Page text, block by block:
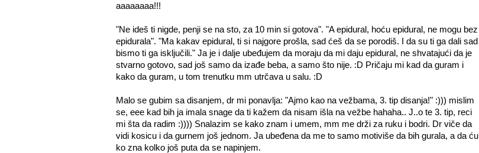
aaaaaaaa!!!
"Ne ideš ti nigde, penji se na sto, za 10 min si gotova". "A epidural, hoću epidural, ne mogu bez
epidurala". "Ma kakav epidural, ti si najgore prošla, sad ćeš da se porodiš. I da su ti ga dali sad
bismo ti ga isključili." Ja je i dalje ubeđujem da moraju da mi daju epidural, ne shvatajući da je
stvarno gotovo, sad još samo da izađe beba, a samo što nije. :D Pričaju mi kad da guram i
kako da guram, u tom trenutku mm utrčava u salu. :D
Malo se gubim sa disanjem, dr mi ponavlja: "Ajmo kao na vežbama, 3. tip disanja!" :))) mislim
se, eee kad bih ja imala snage da ti kažem da nisam išla na vežbe hahaha.. J..o te 3. tip, reci
mi šta da radim :)))) Snalazim se kako znam i umem, mm me drži za ruku i bodri. Dr viče da
vidi kosicu i da gurnem još jednom. Ja ubeđena da me to samo motiviše da bih gurala, a da ću
ko zna kolko još puta da se napinjem.